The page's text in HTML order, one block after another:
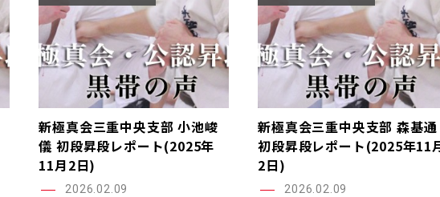
新極真会三重中央支部 小池峻
儀 初段昇段レポート(2025年
11月2日)
2026.02.09
新極真会三重中央支部 森基通
初段昇段レポート(2025年11
2日)
2026.02.09